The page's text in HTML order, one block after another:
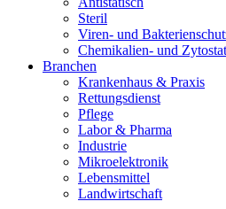
Steril
Viren- und
Chemikalien- und
Branchen
Krankenhaus & Praxis
Rettungsdienst
Pflege
Labor & Pharma
Industrie
Mikroelektronik
Lebensmittel
Landwirtschaft